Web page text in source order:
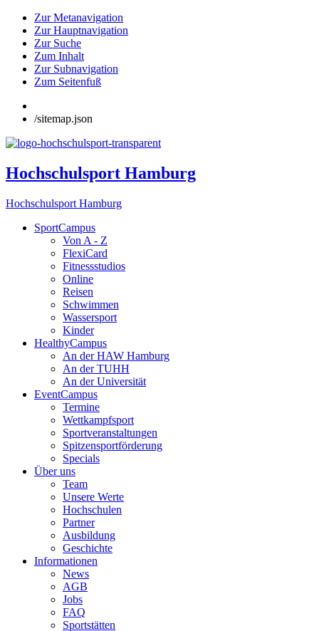
Zur Metanavigation
Zur Hauptnavigation
Zur Suche
Zum Inhalt
Zur Subnavigation
Zum Seitenfuß
/sitemap.json
Hochschulsport Hamburg
Hochschulsport Hamburg
SportCampus
Von A - Z
FlexiCard
Fitnessstudios
Online
Reisen
Schwimmen
Wassersport
Kinder
HealthyCampus
An der HAW Hamburg
An der TUHH
An der Universität
EventCampus
Termine
Wettkampfsport
Sportveranstaltungen
Spitzensportförderung
Specials
Über uns
Team
Unsere Werte
Hochschulen
Partner
Ausbildung
Geschichte
Informationen
News
AGB
Jobs
FAQ
Sportstätten